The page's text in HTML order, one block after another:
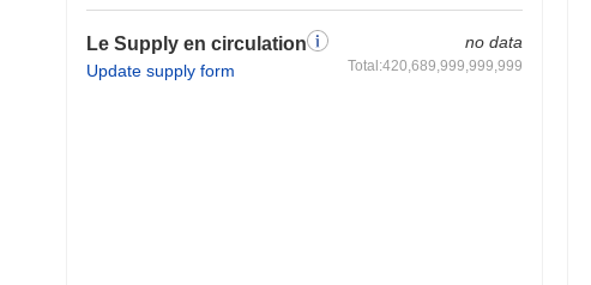
Le Supply en circulation
Update supply form
no data
Total:420,689,999,999,999